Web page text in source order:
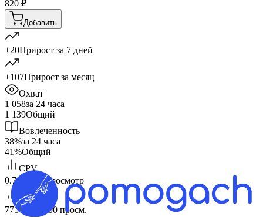
820 ₽
Добавить
+20Прирост за 7 дней
+107Прирост за месяц
Охват
1 058за 24 часа
1 139Общий
Вовлеченность
38%за 24 часа
41%Общий
CPV
0.78 ₽
за 1 просмотр
CPM
775 ₽
за 1 000 просм.